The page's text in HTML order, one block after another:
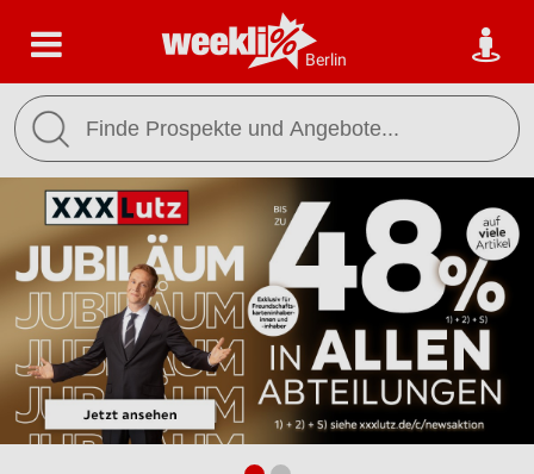
Berlin